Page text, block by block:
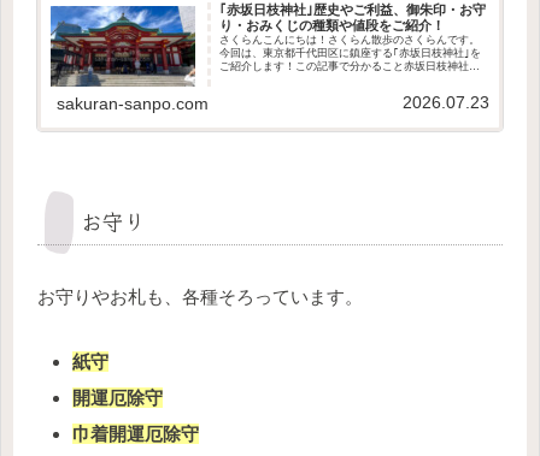
｢赤坂日枝神社｣歴史やご利益、御朱印・お守
り・おみくじの種類や値段をご紹介！
さくらんこんにちは！さくらん散歩のさくらんです。
今回は、東京都千代田区に鎮座する｢赤坂日枝神社｣を
ご紹介します！この記事で分かること赤坂日枝神社の
sakuran-sanpo.com 2026.07.23
お守り
お守りやお札も、各種そろっています。
紙守
開運厄除守
巾着開運厄除守